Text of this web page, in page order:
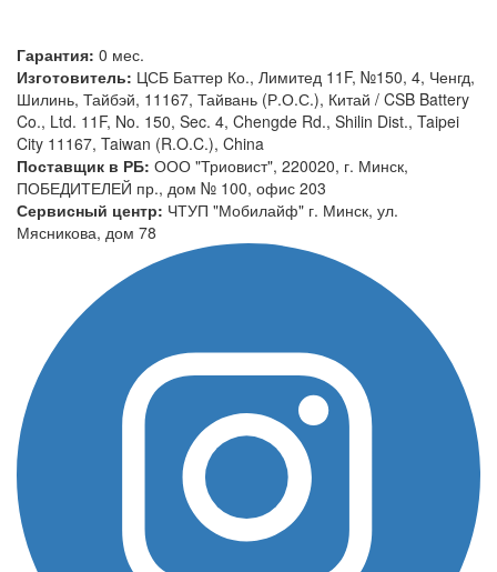
Гарантия: 0 мес.
Изготовитель: ЦСБ Баттер Ко., Лимитед 11F, №150, 4, Ченгд,
Шилинь, Тайбэй, 11167, Тайвань (Р.О.С.), Китай / CSB Battery
Co., Ltd. 11F, No. 150, Sec. 4, Chengde Rd., Shilin Dist., Taipei
City 11167, Taiwan (R.O.C.), China
Поставщик в РБ: ООО "Триовист", 220020, г. Минск,
ПОБЕДИТЕЛЕЙ пр., дом № 100, офис 203
Сервисный центр: ЧТУП "Мобилайф" г. Минск, ул.
Мясникова, дом 78